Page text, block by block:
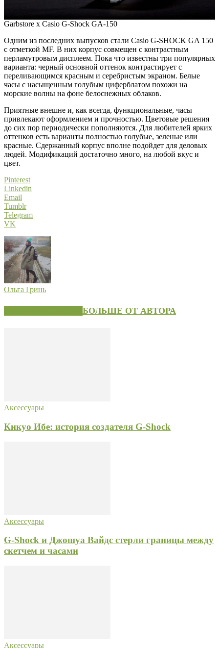
Garbstore x Casio G-Shock GA-150
Одним из последних выпусков стали Casio G-SHOCK GA 150
с отметкой MF. В них корпус совмещен с контрастным
перламутровым дисплеем. Пока что известны три популярных
варианта: черный основной оттенок контрастирует с
переливающимся красным и серебристым экраном. Белые
часы с насыщенным голубым циферблатом похожи на
морские волны на фоне белоснежных облаков.
Приятные внешне и, как всегда, функциональные, часы
привлекают оформлением и прочностью. Цветовые решения
до сих пор периодически пополняются. Для любителей ярких
оттенков есть варианты полностью голубые, зеленые или
красные. Сдержанный корпус вполне подойдет для деловых
людей. Модификаций достаточно много, на любой вкус и
цвет.
Pinterest
Linkedin
Email
Tumblr
Telegram
VK
Ольга Гринь
БОЛЬШЕ ОТ АВТОРА
Аксессуары
Кикуо Ибе: история создателя G-Shock
Аксессуары
G-Shock и Джошуа Вайдс стерли границы между
скетчем и часами
Аксессуары